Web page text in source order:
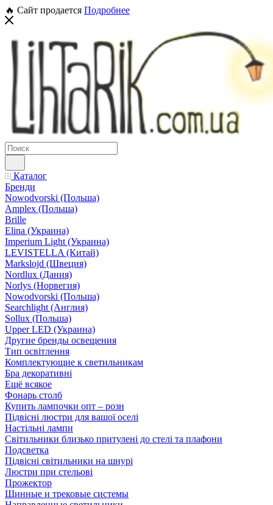
🔥 Сайт продается Подробнее
Каталог
Бренди
Nowodvorski (Польша)
Amplex (Польша)
Brille
Elina (Украина)
Imperium Light (Украина)
LEVISTELLA (Китай)
Markslojd (Швеция)
Nordlux (Дания)
Norlys (Норвегия)
Nowodvorski (Польша)
Searchlight (Англия)
Sollux (Польша)
Upper LED (Украина)
Другие бренды освещения
Тип освітлення
Комплектующие к светильникам
Бра декоративні
Ещё всякое
Фонарь столб
Купить лампочки опт – розн
Підвісні люстри для вашої оселі
Настільні лампи
Світильники близько притулені до стелі та плафони
Подсветка
Підвісні світильники на шнурі
Люстри при стельові
Прожектор
Шинные и трековые системы